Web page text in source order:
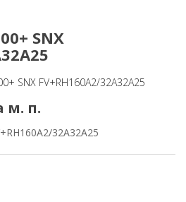
SNX
SNX FV+RH160A2/32A32A25
м. п.
32A32A25